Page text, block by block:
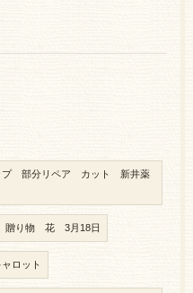
プ 部分リペア カット 新井薬
贈り物 花 3月18日
ロット